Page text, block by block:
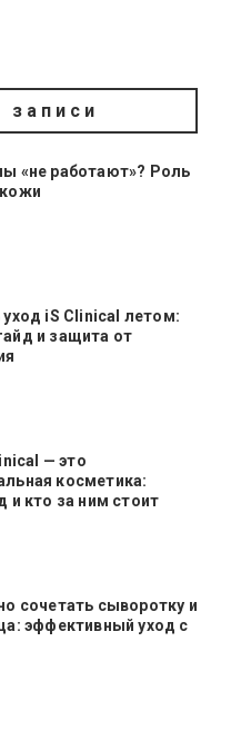
записи
«не работают»? Роль
уход iS Clinical летом:
и защита от
— это
косметика:
и кто за ним стоит
сочетать сыворотку и
эффективный уход с